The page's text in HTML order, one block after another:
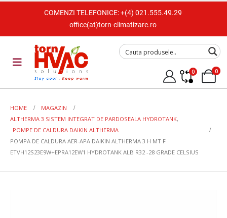
COMENZI TELEFONICE:+(4) 021.555.49.29
office(at)torn-climatizare.ro
0 0
HOME
MAGAZIN
ALTHERMA 3 SISTEM INTEGRAT DE PARDOSEALA HYDROTANK,
POMPE DE CALDURA DAIKIN ALTHERMA
POMPA DE CALDURA AER-APA DAIKIN ALTHERMA 3 H MT F
ETVH12S23E9W+EPRA12EW1 HYDROTANK ALB R32 -28 GRADE CELSIUS